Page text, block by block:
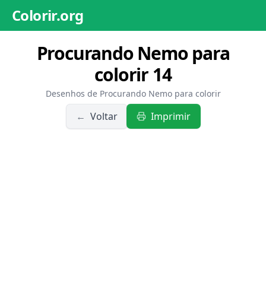
Colorir.org
Procurando Nemo para
colorir 14
Desenhos de Procurando Nemo para colorir
← Voltar Imprimir